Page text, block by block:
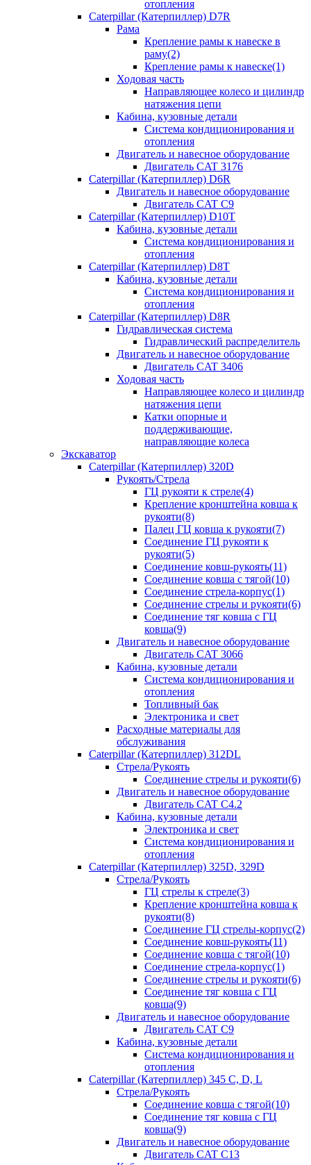
отопления
Caterpillar (Катерпиллер) D7R
Рама
Крепление рамы к навеске в
раму(2)
Крепление рамы к навеске(1)
Ходовая часть
Направляющее колесо и цилиндр
натяжения цепи
Кабина, кузовные детали
Система кондиционирования и
отопления
Двигатель и навесное оборудование
Двигатель CAT 3176
Caterpillar (Катерпиллер) D6R
Двигатель и навесное оборудование
Двигатель CAT C9
Caterpillar (Катерпиллер) D10T
Кабина, кузовные детали
Система кондиционирования и
отопления
Caterpillar (Катерпиллер) D8T
Кабина, кузовные детали
Система кондиционирования и
отопления
Caterpillar (Катерпиллер) D8R
Гидравлическая система
Гидравлический распределитель
Двигатель и навесное оборудование
Двигатель CAT 3406
Ходовая часть
Направляющее колесо и цилиндр
натяжения цепи
Катки опорные и
поддерживающие,
направляющие колеса
Экскаватор
Caterpillar (Катерпиллер) 320D
Рукоять/Стрела
ГЦ рукояти к стреле(4)
Крепление кронштейна ковша к
рукояти(8)
Палец ГЦ ковша к рукояти(7)
Соединение ГЦ рукояти к
рукояти(5)
Соединение ковш-рукоять(11)
Соединение ковша с тягой(10)
Соединение стрела-корпус(1)
Соединение стрелы и рукояти(6)
Соединение тяг ковша с ГЦ
ковша(9)
Двигатель и навесное оборудование
Двигатель CAT 3066
Кабина, кузовные детали
Система кондиционирования и
отопления
Топливный бак
Электроника и свет
Расходные материалы для
обслуживания
Caterpillar (Катерпиллер) 312DL
Стрела/Рукоять
Соединение стрелы и рукояти(6)
Двигатель и навесное оборудование
Двигатель CAT С4.2
Кабина, кузовные детали
Электроника и свет
Система кондиционирования и
отопления
Caterpillar (Катерпиллер) 325D, 329D
Стрела/Рукоять
ГЦ стрелы к стреле(3)
Крепление кронштейна ковша к
рукояти(8)
Соединение ГЦ стрелы-корпус(2)
Соединение ковш-рукоять(11)
Соединение ковша с тягой(10)
Соединение стрела-корпус(1)
Соединение стрелы и рукояти(6)
Соединение тяг ковша с ГЦ
ковша(9)
Двигатель и навесное оборудование
Двигатель CAT C9
Кабина, кузовные детали
Система кондиционирования и
отопления
Caterpillar (Катерпиллер) 345 C, D, L
Стрела/Рукоять
Соединение ковша с тягой(10)
Соединение тяг ковша с ГЦ
ковша(9)
Двигатель и навесное оборудование
Двигатель CAT C13